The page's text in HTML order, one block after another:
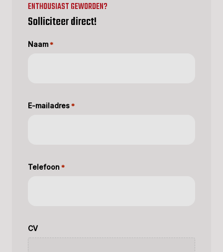
ENTHOUSIAST GEWORDEN?
Solliciteer direct!
Naam *
E-mailadres *
Telefoon *
CV